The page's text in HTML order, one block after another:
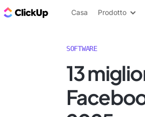
Blog di ClickUp
Casa Prodotto
SOFTWARE
13